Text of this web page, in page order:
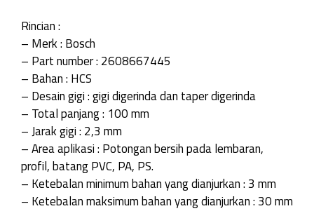
Rincian :
– Merk : Bosch
– Part number : 2608667445
– Bahan : HCS
– Desain gigi : gigi digerinda dan taper digerinda
– Total panjang : 100 mm
– Jarak gigi : 2,3 mm
– Area aplikasi : Potongan bersih pada lembaran,
profil, batang PVC, PA, PS.
– Ketebalan minimum bahan yang dianjurkan : 3 mm
– Ketebalan maksimum bahan yang dianjurkan : 30 mm